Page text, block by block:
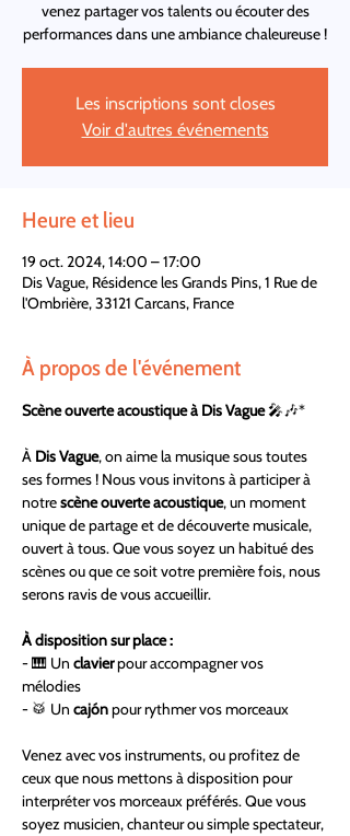
venez partager vos talents ou écouter des
performances dans une ambiance chaleureuse !
Les inscriptions sont closes
Voir d'autres événements
Heure et lieu
19 oct. 2024, 14:00 – 17:00
Dis Vague, Résidence les Grands Pins, 1 Rue de
l'Ombrière, 33121 Carcans, France
À propos de l'événement
Scène ouverte acoustique à Dis Vague 🎤🎶*
À Dis Vague, on aime la musique sous toutes
ses formes ! Nous vous invitons à participer à
notre scène ouverte acoustique, un moment
unique de partage et de découverte musicale,
ouvert à tous. Que vous soyez un habitué des
scènes ou que ce soit votre première fois, nous
serons ravis de vous accueillir.
À disposition sur place :
- 🎹 Un clavier pour accompagner vos
mélodies
- 🥁 Un cajón pour rythmer vos morceaux
Venez avec vos instruments, ou profitez de
ceux que nous mettons à disposition pour
interpréter vos morceaux préférés. Que vous
soyez musicien, chanteur ou simple spectateur,